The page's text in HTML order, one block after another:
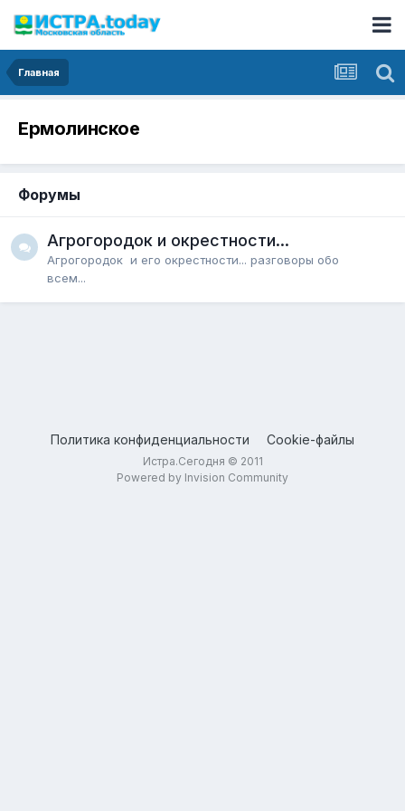
Главная
Ермолинское
Форумы
Агрогородок и окрестности...
Агрогородок и его окрестности... разговоры обо
всем...
Политика конфиденциальности Cookie-файлы
Истра.Сегодня © 2011
Powered by Invision Community